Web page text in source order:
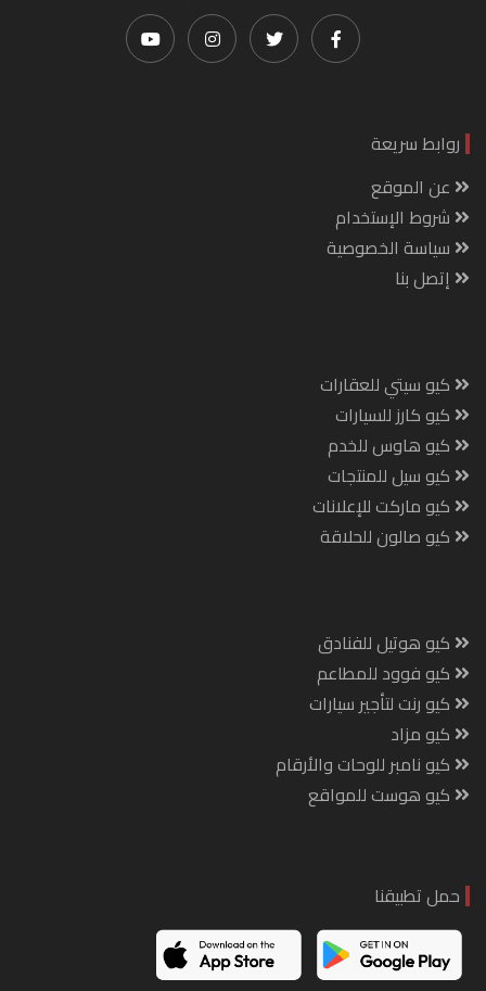
روابط سريعة
عن الموقع
شروط الإستخدام
سياسة الخصوصية
إتصل بنا
كيو سيتي للعقارات
كيو كارز للسيارات
كيو هاوس للخدم
كيو سيل للمنتجات
كيو ماركت للإعلانات
كيو صالون للحلاقة
كيو هوتيل للفنادق
كيو فوود للمطاعم
كيو رنت لتأجير سيارات
كيو مزاد
كيو نامبر للوحات والأرقام
كيو هوست للمواقع
حمل تطبيقنا